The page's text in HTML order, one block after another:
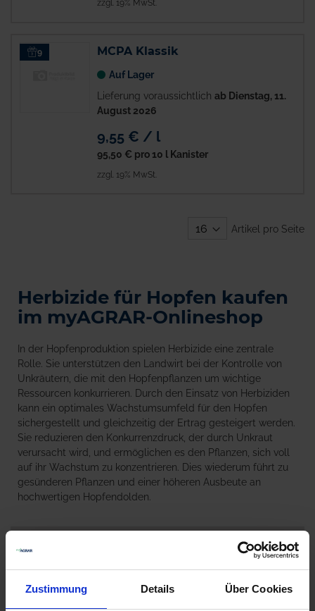
Zustimmung Details Über Cookies
zzgl. 19% MwSt.
9 MCPA Klassik
Auf Lager
Lieferung voraussichtlich ab Dienstag, 11.
August 2026
9,55 € / l
95,50 € pro 10 l Kanister
zzgl. 19% MwSt.
Artikel pro Seite
Herbizide für Hopfen kaufen
im myAGRAR-Onlineshop
In der Hopfenproduktion spielen Herbizide eine zentrale
Rolle. Sie unterstützen den Landwirt bei der Kontrolle von
Unkräutern, die mit den Hopfenpflanzen um wichtige
Ressourcen konkurrieren. Durch den Einsatz von Herbiziden
kann ein optimales Wachstumsumfeld für den Hopfen
sichergestellt und gleichzeitig der Ertrag gesteigert werden.
Sie reduzieren den Konkurrenzdruck, der durch Unkraut
verursacht wird, und ermöglichen es den Pflanzen, sich voll
auf ihr Wachstum zu konzentrieren. Dies wiederum führt zu
gesünderen Pflanzen und einer höheren Ausbeute an
hochwertigen Hopfendolden.
Sie haben keine Artikel zum Vergleichen.